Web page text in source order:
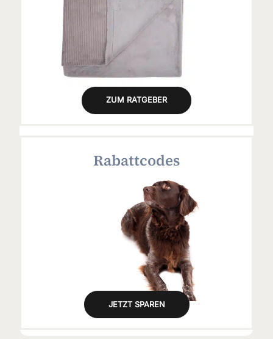
ZUM RATGEBER
Rabattcodes
JETZT SPAREN